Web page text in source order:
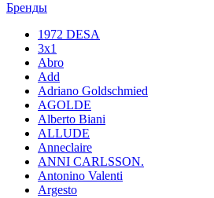
Бренды
1972 DESA
3x1
Abro
Add
Adriano Goldschmied
AGOLDE
Alberto Biani
ALLUDE
Anneclaire
ANNI CARLSSON.
Antonino Valenti
Argesto